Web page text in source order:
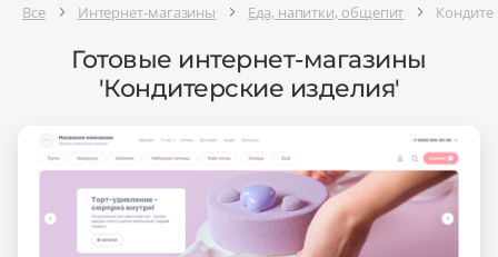
Все Интернет-магазины Еда, напитки, общепит
Готовые интернет-магазины
'Кондитерские изделия'